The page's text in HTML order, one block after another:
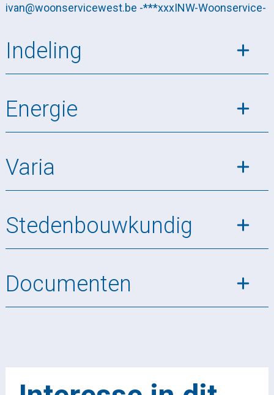
ivan@woonservicewest.be -***xxxINW-Woonservice-
Indeling
Energie
Varia
Stedenbouwkundig
Documenten